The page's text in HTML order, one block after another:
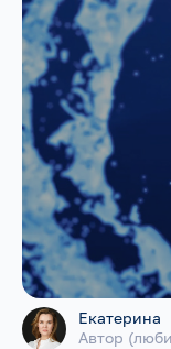
Екатерина
Автор